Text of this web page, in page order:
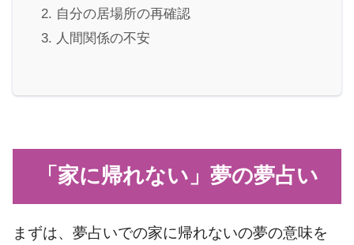
自分の居場所の再確認
人間関係の不安
「家に帰れない」夢の夢占い
まずは、夢占いでの家に帰れないの夢の意味を